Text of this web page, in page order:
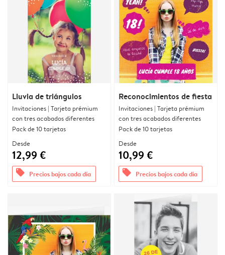
Lluvia de triángulos
Invitaciones | Tarjeta prémium
con tres acabados diferentes
Pack de 10 tarjetas
Desde
12,99 €
offers Precios bajos cada día
Reconocimientos de fiesta
Invitaciones | Tarjeta prémium
con tres acabados diferentes
Pack de 10 tarjetas
Desde
10,99 €
offers Precios bajos cada día